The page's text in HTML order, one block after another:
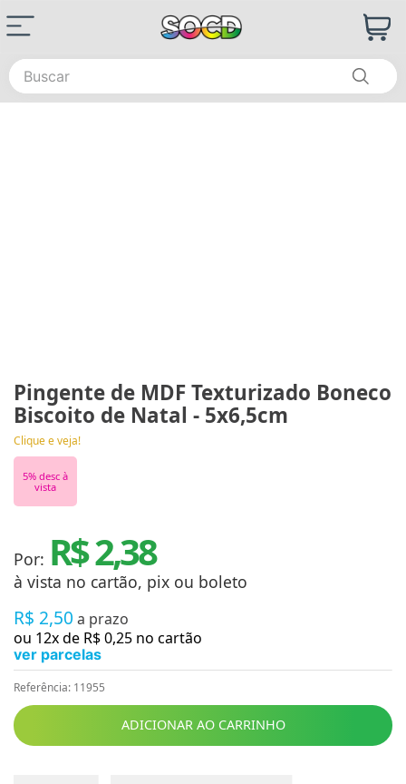
Buscar
Pingente de MDF Texturizado Boneco
Biscoito de Natal - 5x6,5cm
Clique e veja!
5% desc à
vista
Por: R$ 2,38
à vista no cartão, pix ou boleto
R$ 2,50 a prazo
ou 12x de R$0,25 no cartão
ver parcelas
Referência: 11955
ADICIONAR AO CARRINHO